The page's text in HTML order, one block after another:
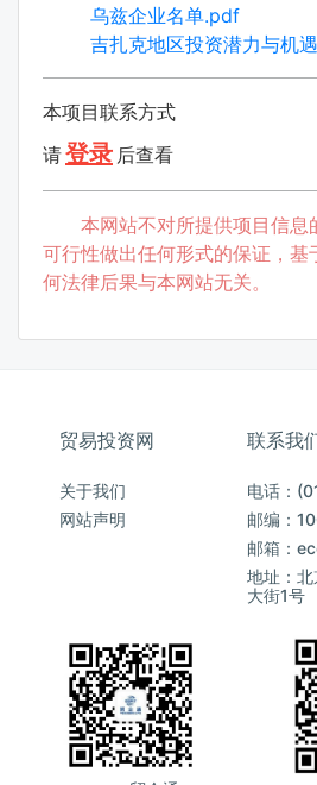
乌兹企业名单.pdf
吉扎克地区投资潜力与机
本项目联系方式
请登录 后查看
本网站不对所提供项目信息
可行性做出任何形式的保证，基
何法律后果与本网站无关。
贸易投资网
关于我们
网站声明
联系我
电话：
邮编：
邮箱：
地址：
大街1号